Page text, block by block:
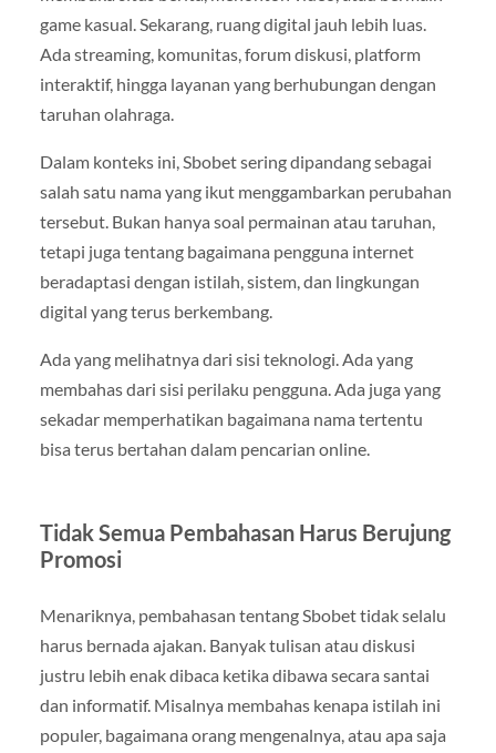
game kasual. Sekarang, ruang digital jauh lebih luas.
Ada streaming, komunitas, forum diskusi, platform
interaktif, hingga layanan yang berhubungan dengan
taruhan olahraga.
Dalam konteks ini, Sbobet sering dipandang sebagai
salah satu nama yang ikut menggambarkan perubahan
tersebut. Bukan hanya soal permainan atau taruhan,
tetapi juga tentang bagaimana pengguna internet
beradaptasi dengan istilah, sistem, dan lingkungan
digital yang terus berkembang.
Ada yang melihatnya dari sisi teknologi. Ada yang
membahas dari sisi perilaku pengguna. Ada juga yang
sekadar memperhatikan bagaimana nama tertentu
bisa terus bertahan dalam pencarian online.
Tidak Semua Pembahasan Harus Berujung
Promosi
Menariknya, pembahasan tentang Sbobet tidak selalu
harus bernada ajakan. Banyak tulisan atau diskusi
justru lebih enak dibaca ketika dibawa secara santai
dan informatif. Misalnya membahas kenapa istilah ini
populer, bagaimana orang mengenalnya, atau apa saja